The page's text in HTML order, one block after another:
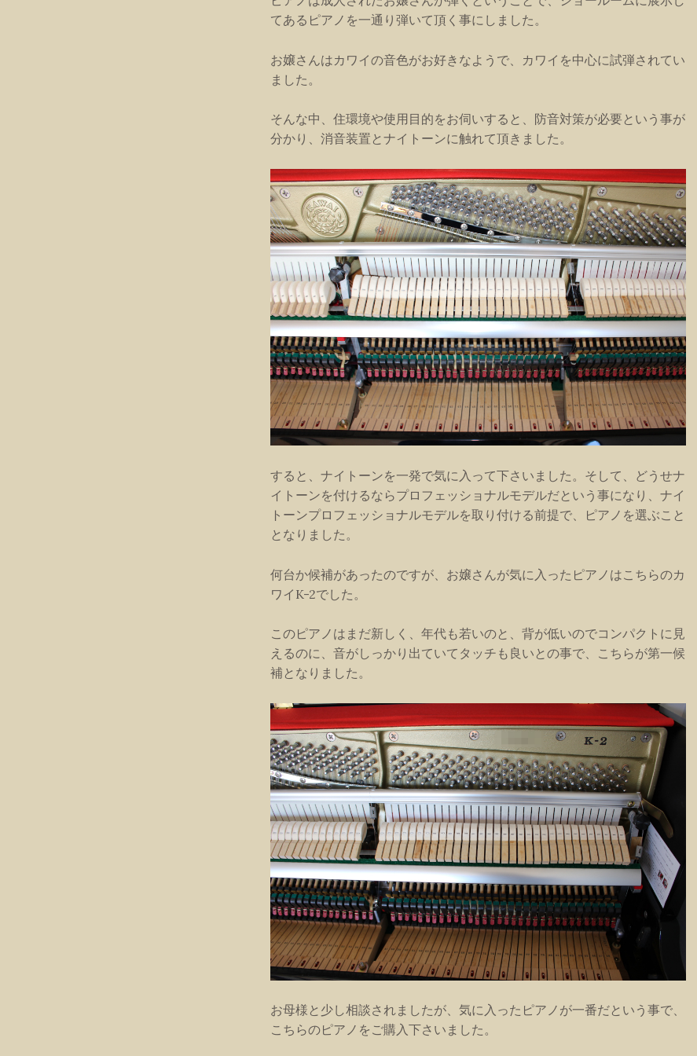
てあるピアノを一通り弾いて頂く事にしました。
お嬢さんはカワイの音色がお好きなようで、カワイを中心に試弾されてい
ました。
そんな中、住環境や使用目的をお伺いすると、防音対策が必要という事が
分かり、消音装置とナイトーンに触れて頂きました。
すると、ナイトーンを一発で気に入って下さいました。そして、どうせナ
イトーンを付けるならプロフェッショナルモデルだという事になり、ナイ
トーンプロフェッショナルモデルを取り付ける前提で、ピアノを選ぶこと
となりました。
何台か候補があったのですが、お嬢さんが気に入ったピアノはこちらのカ
ワイK-2でした。
このピアノはまだ新しく、年代も若いのと、背が低いのでコンパクトに見
えるのに、音がしっかり出ていてタッチも良いとの事で、こちらが第一候
補となりました。
お母様と少し相談されましたが、気に入ったピアノが一番だという事で、
こちらのピアノをご購入下さいました。